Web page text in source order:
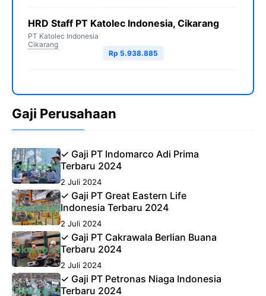
HRD Staff PT Katolec Indonesia, Cikarang
PT Katolec Indonesia
Cikarang
Rp 5.938.885
Gaji Perusahaan
✓ Gaji PT Indomarco Adi Prima
Terbaru 2024
2 Juli 2024
✓ Gaji PT Great Eastern Life
Indonesia Terbaru 2024
2 Juli 2024
✓ Gaji PT Cakrawala Berlian Buana
Terbaru 2024
2 Juli 2024
✓ Gaji PT Petronas Niaga Indonesia
Terbaru 2024